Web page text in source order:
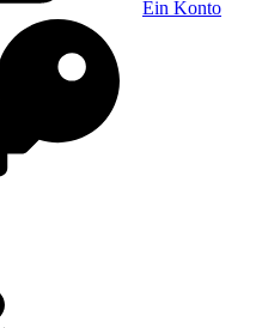
Ein Konto